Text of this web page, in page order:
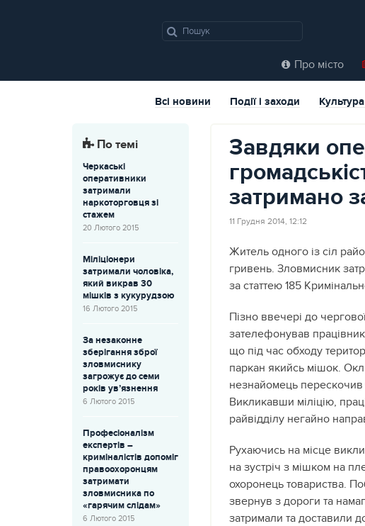
Про місто
Всі новини Події і заходи
По темі
Черкаські
оперативники
затримали
наркоторговця зі
стажем
20 Лютого 2015
Міліціонери
затримали чоловіка,
який викрав 30
мішків з кукурудзою
16 Лютого 2015
За незаконне
зберігання зброї
зловмиснику
загрожує до семи
років ув’язнення
6 Лютого 2015
Професіоналізм
експертів –
криміналістів допоміг
правоохоронцям
затримати
зловмисника по
«гарячим слідам»
6 Лютого 2015
Завдяки
затримано
11 Грудня 2014, 12:12
Житель одного із сіл
гривень. Зловмисник
за статтею 185
Пізно ввечері до
зателефонував
що під час обходу
паркан якийсь мішок.
незнайомець перескочив
Викликавши міліцію,
райвідділу негайно
Рухаючись на місце
на зустріч з мішком на
охоронець товариства.
звернув з дороги та
затримали та доставили до